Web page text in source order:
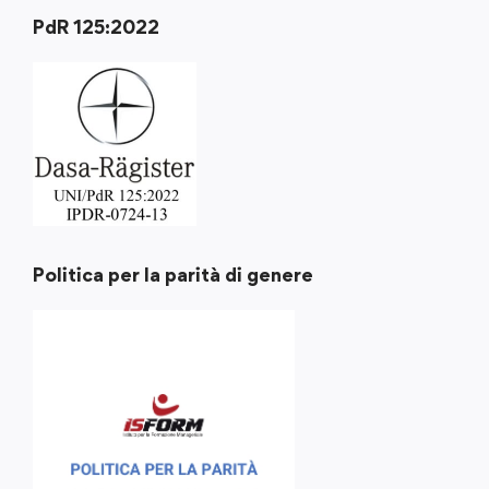
PdR 125:2022
Politica per la parità di genere